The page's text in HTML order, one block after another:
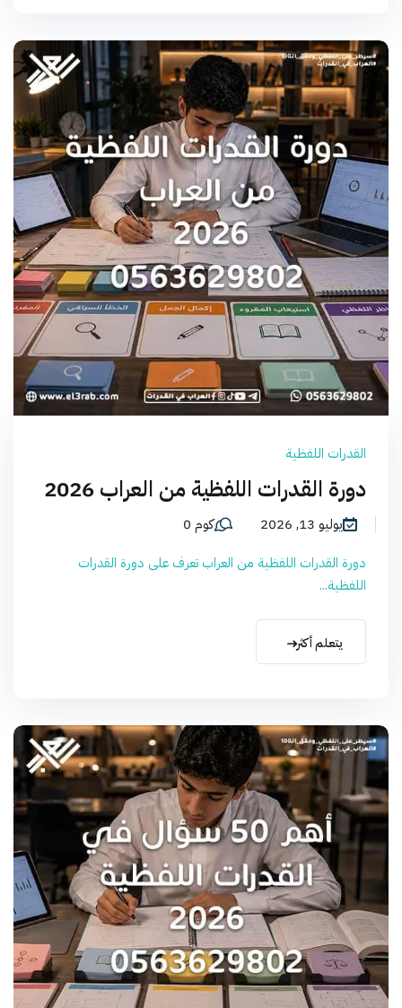
القدرات اللفظية
دورة القدرات اللفظية من العراب 2026
يوليو 13, 2026
كوم 0
دورة القدرات اللفظية من العراب تعرف على دورة القدرات
اللفظية...
يتعلم أكثر